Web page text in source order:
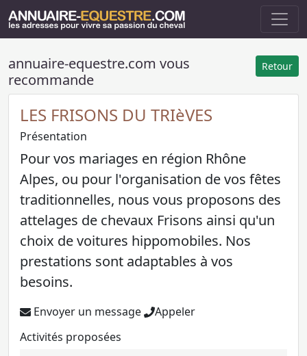
Retour
annuaire-equestre.com vous
recommande
LES FRISONS DU TRIèVES
Présentation
Pour vos mariages en région Rhône
Alpes, ou pour l'organisation de vos fêtes
traditionnelles, nous vous proposons des
attelages de chevaux Frisons ainsi qu'un
choix de voitures hippomobiles. Nos
prestations sont adaptables à vos
besoins.
Envoyer un message
Appeler
Activités proposées